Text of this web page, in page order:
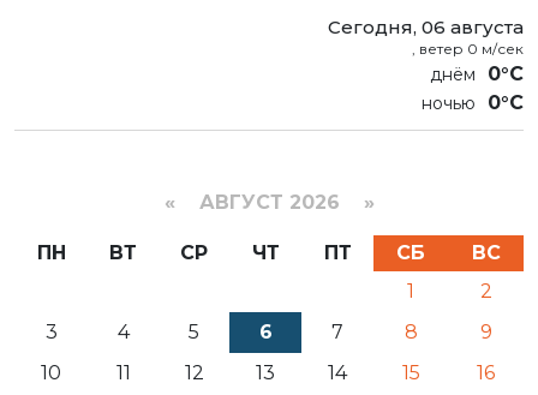
Сегодня, 06 августа
, ветер 0 м/сек
0°C
0°C
« АВГУСТ 2026 »
ПН ВТ СР ЧТ ПТ СБ
ВС
1
2
3
4 5 6 7 8
9
10
11 12 13 14 15
16